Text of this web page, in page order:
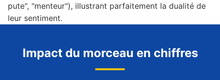
pute", "menteur"), illustrant parfaitement la dualité de
leur sentiment.
Impact du morceau en chiffres